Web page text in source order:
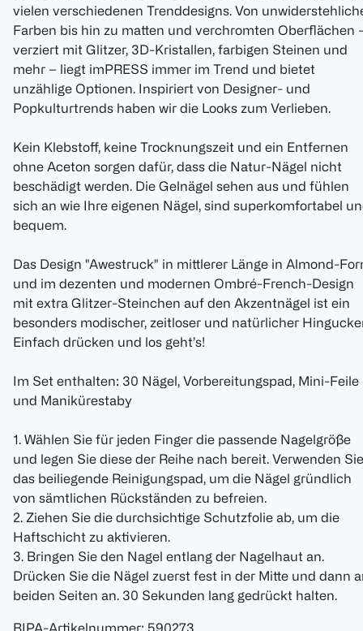
vielen verschiedenen Trenddesigns. Von
Farben bis hin zu matten und verchromten Oberflächen
verziert mit Glitzer, 3D-Kristallen, farbigen Steinen und
mehr – liegt imPRESS immer im Trend und bietet
unzählige Optionen. Inspiriert von Designer- und
Popkulturtrends haben wir die Looks zum Verlieben.
Kein Klebstoff, keine Trocknungszeit und ein Entfernen
ohne Aceton sorgen dafür, dass die Natur-Nägel nicht
beschädigt werden. Die Gelnägel sehen aus und fühlen
sich an wie Ihre eigenen Nägel, sind superkomfortabel
bequem.
Das Design "Awestruck" in mittlerer Länge in Almond-
und im dezenten und modernen Ombré-French-Design
mit extra Glitzer-Steinchen auf den Akzentnägel ist ein
besonders modischer, zeitloser und natürlicher
Einfach drücken und los geht’s!
Im Set enthalten: 30 Nägel, Vorbereitungspad, Mini-Feile
und Manikürestaby
1. Wählen Sie für jeden Finger die passende Nagelgröße
und legen Sie diese der Reihe nach bereit. Verwenden Sie
das beiliegende Reinigungspad, um die Nägel gründlich
von sämtlichen Rückständen zu befreien.
2. Ziehen Sie die durchsichtige Schutzfolie ab, um die
Haftschicht zu aktivieren.
3. Bringen Sie den Nagel entlang der Nagelhaut an.
Drücken Sie die Nägel zuerst fest in der Mitte und dann
beiden Seiten an. 30 Sekunden lang gedrückt halten.
BIPA-Artikelnummer: 590273